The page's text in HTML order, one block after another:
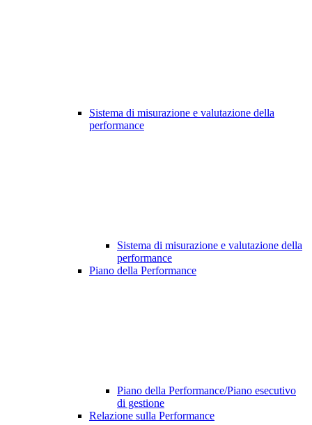
Sistema di misurazione e valutazione della
performance
Sistema di misurazione e valutazione della
performance
Piano della Performance
Piano della Performance/Piano esecutivo
di gestione
Relazione sulla Performance